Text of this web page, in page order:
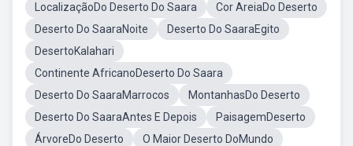
LocalizaçãoDo Deserto Do Saara
Cor AreiaDo Deserto
Deserto Do SaaraNoite
Deserto Do SaaraEgito
DesertoKalahari
Continente AfricanoDeserto Do Saara
Deserto Do SaaraMarrocos
MontanhasDo Deserto
Deserto Do SaaraAntes E Depois
PaisagemDeserto
ÁrvoreDo Deserto
O Maior Deserto DoMundo